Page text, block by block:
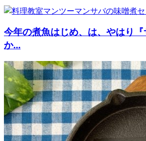
今年の煮魚はじめ、は、やはり『
か...